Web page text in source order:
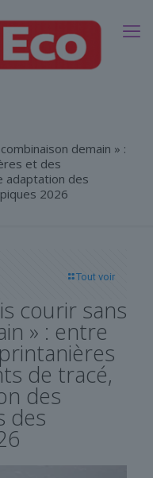
demain » :
et des
adaptation des
2026
Tout voir
courir sans
» : entre
de tracé,
des
des